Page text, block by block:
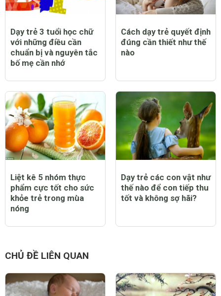
Dạy trẻ 3 tuổi học chữ
với những điều cần
chuẩn bị và nguyên tắc
bố mẹ cần nhớ
Cách dạy trẻ quyết định
đúng cần thiết như thế
nào
Liệt kê 5 nhóm thực
phẩm cực tốt cho sức
khỏe trẻ trong mùa
nóng
Dạy trẻ các con vật như
thế nào để con tiếp thu
tốt và không sợ hãi?
CHỦ ĐỀ LIÊN QUAN